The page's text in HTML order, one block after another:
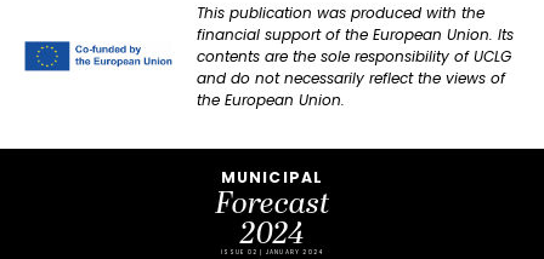
This publication was produced with the
financial support of the European Union. Its
contents are the sole responsibility of UCLG
and do not necessarily reflect the views of
the European Union.
MUNICIPAL
Forecast
2024
ISSUE 02 | JANUARY 2024